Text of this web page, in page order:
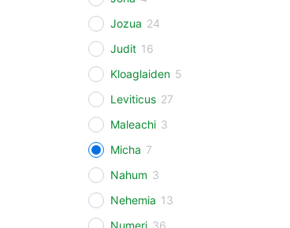
Jozua 24
Judit 16
Kloaglaiden 5
Leviticus 27
Maleachi 3
Micha 7
Nahum 3
Nehemia 13
Numeri 36